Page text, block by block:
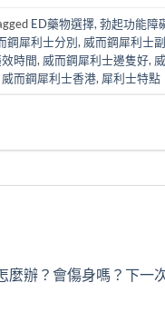
ED藥物選擇, 勃起功能障
鋼犀利士分別, 威而鋼犀利士
時間, 威而鋼犀利士邊隻好,
威而鋼犀利士香港, 犀利士特點
麼辦？會傷身嗎？下一